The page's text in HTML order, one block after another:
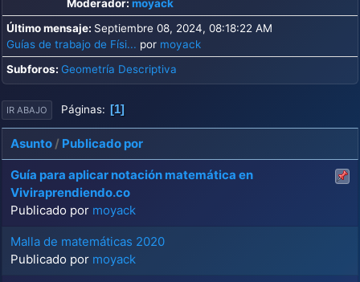
Moderador: moyack
Último mensaje: Septiembre 08, 2024, 08:18:22 AM
Guías de trabajo de Físi... por moyack
Subforos Geometría Descriptiva
IR ABAJO Páginas 1
Asunto / Publicado por
Guía para aplicar notación matemática en
Viviraprendiendo.co
Publicado por moyack
Malla de matemáticas 2020
Publicado por moyack